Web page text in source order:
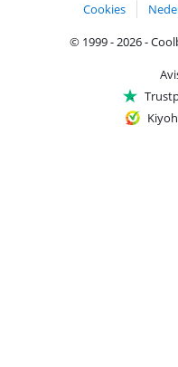
Cookies
© 1999 - 2026 -